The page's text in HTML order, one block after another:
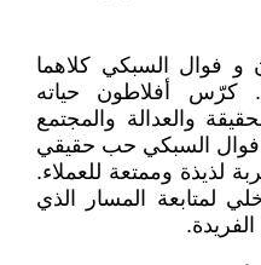
و فوال السبكي كلاهما
كرّس أفلاطون حياته
والعدالة والمجتمع
فوال السبكي حب حقيقي
لذيذة وممتعة للعملاء.
لمتابعة المسار الذي